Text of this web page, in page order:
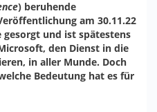
) beruhende
am 30.11.22
und ist spätestens
den Dienst in die
in aller Munde. Doch
Bedeutung hat es für